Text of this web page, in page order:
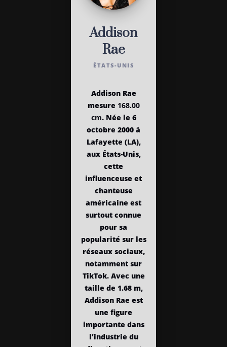
Addison
Rae
ÉTATS-UNIS
Addison Rae
mesure 168.00
cm. Née le 6
octobre 2000 à
Lafayette (LA),
aux États-Unis,
cette
influenceuse et
chanteuse
américaine est
surtout connue
pour sa
popularité sur les
réseaux sociaux,
notamment sur
TikTok. Avec une
taille de 1.68 m,
Addison Rae est
une figure
importante dans
l’industrie du